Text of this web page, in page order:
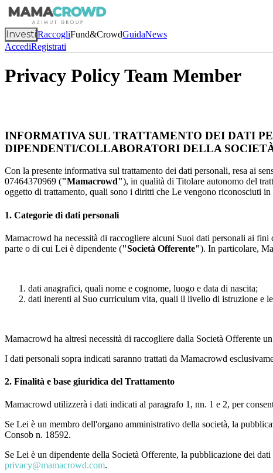
InvestiRaccogliFund&CrowdGuidaNews
AccediRegistrati
Privacy Policy Team Member
INFORMATIVA SUL TRATTAMENTO DEI DATI
DIPENDENTI/COLLABORATORI DELLA
Con la presente informativa sul trattamento dei dati personali, resa ai
07464370969 ("Mamacrowd"), in qualità di Titolare autonomo del
oggetto di trattamento, quali sono i diritti che Le vengono riconosciuti in
1. Categorie di dati personali
Mamacrowd ha necessità di raccogliere alcuni Suoi dati personali ai
parte o di cui Lei è dipendente ("Società Offerente"). In particolare,
dati anagrafici, quali nome e cognome, luogo e data di nascita;
dati inerenti al Suo curriculum vita, quali il livello di istruzione e le
Mamacrowd ha altresì necessità di raccogliere dalla Società Offerente
I dati personali sopra indicati saranno trattati da Mamacrowd
2. Finalità e base giuridica del Trattamento
Mamacrowd utilizzerà i dati indicati al paragrafo 1, nn. 1 e 2, per
Se Lei è un membro dell'organo amministrativo della società, la
Consob n. 18592.
Se Lei è un dipendente della Società Offerente, la pubblicazione dei
privacy@mamacrowd.com.